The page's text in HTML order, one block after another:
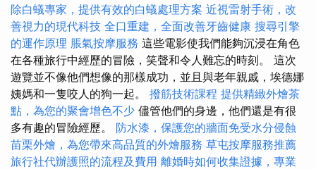
除白蟻專家，提供有效的白蟻處理方案 近視雷射手術，改
善視力的現代科技 全口重建，全面改善牙齒健康 搜尋引擎
的運作原理 脹氣按摩服務 這些電影使我們能夠沉浸在角色
在各種旅行中經歷的冒險，笑聲和令人難忘的時刻。 這次
遊覽並不像他們想像的那樣成功，並且與老年親戚，埃德娜
姨媽和一隻咬人的狗一起。 撥筋技術課程 提供精緻外燴茶
點，為您的聚會增色不少 儘管他們的身邊，他們還是有很
多有趣的冒險經歷。 防水漆，保護您的牆面免受水分侵蝕
苗栗外燴，為您帶來高品質的外燴服務 草屯按摩服務推薦
旅行社代辦護照的流程及費用 離婚時如何收集證據，專業